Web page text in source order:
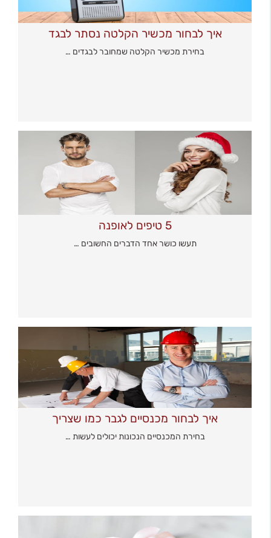
איך לבחור מכשיר הקלטה נסתר לבגד
בחירת מכשיר הקלטה שמחובר לבגדים …
5 טיפים לאופנה
תעשו כושר אחד הדברים החשובים …
איך לבחור מכנסיים לגבר כמו שצריך
בחירת המכנסיים הנכונות יכולים לעשות …